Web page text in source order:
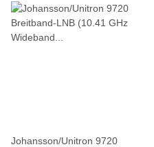
Johansson/Unitron 9720